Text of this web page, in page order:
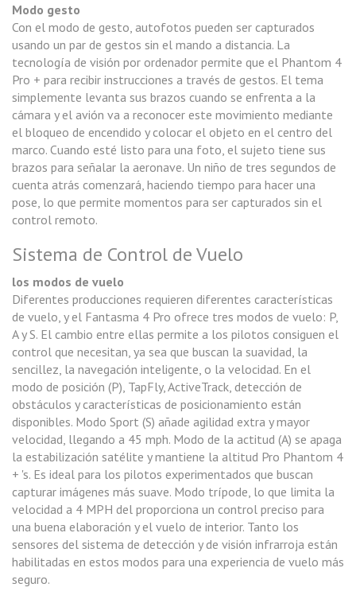
Modo gesto
Con el modo de gesto, autofotos pueden ser capturados
usando un par de gestos sin el mando a distancia. La
tecnología de visión por ordenador permite que el Phantom 4
Pro + para recibir instrucciones a través de gestos. El tema
simplemente levanta sus brazos cuando se enfrenta a la
cámara y el avión va a reconocer este movimiento mediante
el bloqueo de encendido y colocar el objeto en el centro del
marco. Cuando esté listo para una foto, el sujeto tiene sus
brazos para señalar la aeronave. Un niño de tres segundos de
cuenta atrás comenzará, haciendo tiempo para hacer una
pose, lo que permite momentos para ser capturados sin el
control remoto.
Sistema de Control de Vuelo
los modos de vuelo
Diferentes producciones requieren diferentes características
de vuelo, y el Fantasma 4 Pro ofrece tres modos de vuelo: P,
A y S. El cambio entre ellas permite a los pilotos consiguen el
control que necesitan, ya sea que buscan la suavidad, la
sencillez, la navegación inteligente, o la velocidad. En el
modo de posición (P), TapFly, ActiveTrack, detección de
obstáculos y características de posicionamiento están
disponibles. Modo Sport (S) añade agilidad extra y mayor
velocidad, llegando a 45 mph. Modo de la actitud (A) se apaga
la estabilización satélite y mantiene la altitud Pro Phantom 4
+ 's. Es ideal para los pilotos experimentados que buscan
capturar imágenes más suave. Modo trípode, lo que limita la
velocidad a 4 MPH del proporciona un control preciso para
una buena elaboración y el vuelo de interior. Tanto los
sensores del sistema de detección y de visión infrarroja están
habilitadas en estos modos para una experiencia de vuelo más
seguro.